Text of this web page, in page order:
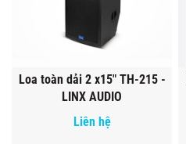
Loa toàn dải 2 x15" TH-215 -
LINX AUDIO
Liên hệ